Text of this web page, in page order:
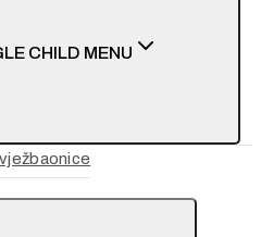
CHILD MENU